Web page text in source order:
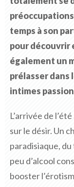
temps à son
pour découvrir
également un
prélasser dans
intimes
L’arrivée de
sur le désir. Un
paradisiaque,
peu d’alcool
booster